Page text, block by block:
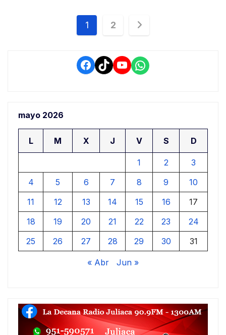
Navegación
entradas
1 2
Facebook
TikTokYouTube
WhatsApp
mayo 2026
L M X J V S D
1 2
3
4
5 6 7 8 9
10
11
12 13 14 15 16
17
18
19 20 21 22 23
24
25
26 27 28 29 30 31
« Abr Jun »